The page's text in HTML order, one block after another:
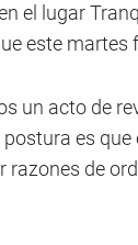
el lugar
este martes
un acto de
es
razones de